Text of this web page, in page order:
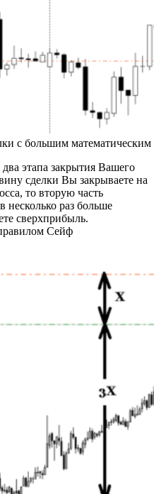
с большим
этапа закрытия Вашего
сделки Вы закрываете на
то вторую часть
несколько раз больше
сверхприбыль.
Сейф